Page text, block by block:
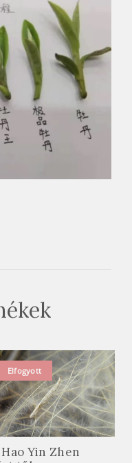
Elfogyott
Hao Yin Zhen
tűk